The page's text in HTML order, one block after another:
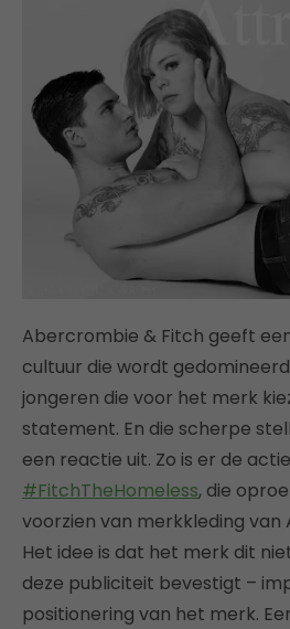
Abercrombie & Fitch geeft
cultuur die wordt
jongeren die voor het merk
statement. En die scherpe
een reactie uit. Zo is er de actie
#FitchTheHomeless, die
voorzien van merkkleding van
Het idee is dat het merk dit
deze publiciteit bevestigt –
positionering van het merk.